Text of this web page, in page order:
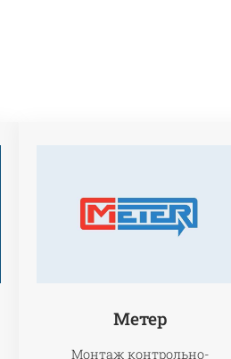
Метер
Монтаж контрольно-